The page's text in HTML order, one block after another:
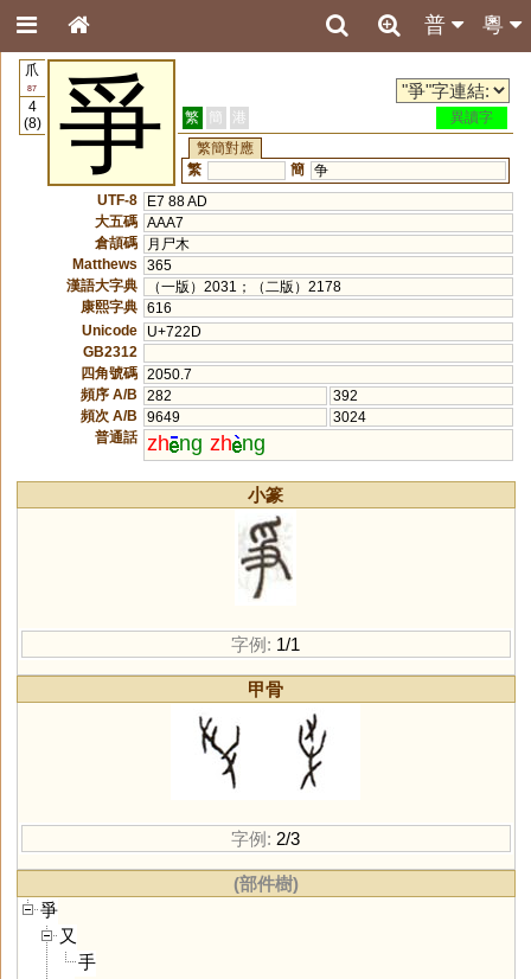
粵
普
爪
87
4
(8)
爭 繁 簡 港
異讀字
繁簡對應
繁
簡 争
UTF-8
E7 88 AD
大五碼 AAA7
倉頡碼
月尸木
Matthews
365
漢語大字典
（一版）2031；（二版）2178
康熙字典 616
Unicode
U+722D
GB2312
四角號碼 2050.7
頻序 A/B
282
392
頻次 A/B
9649
3024
普通話 zh ng zh ng
小篆
字例: 1/1
甲骨
字例: 2/3
(部件樹)
爭
又
手